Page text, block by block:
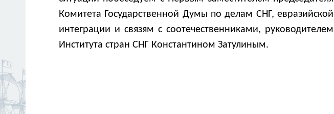
Комитета Государственной Думы по делам СНГ, евразийской
интеграции и связям с соотечественниками, руководителем
Института стран СНГ Константином Затулиным.